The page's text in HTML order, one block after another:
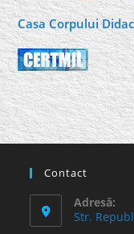
Casa Corpului
Contact
Adresă:
Str.